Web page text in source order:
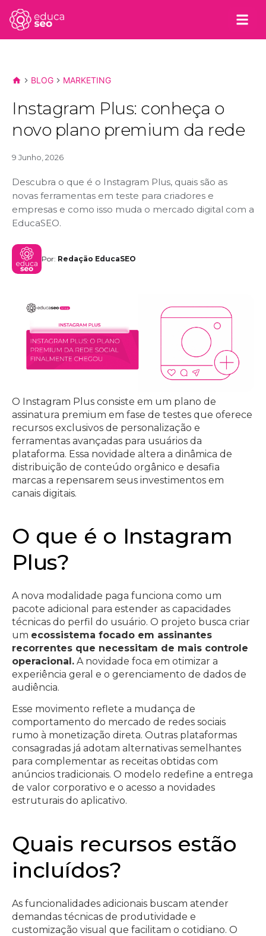
BLOG MARKETING
Instagram Plus: conheça o
novo plano premium da rede
9 Junho, 2026
Descubra o que é o Instagram Plus, quais são as
novas ferramentas em teste para criadores e
empresas e como isso muda o mercado digital com a
EducaSEO.
Por: Redação EducaSEO
O Instagram Plus consiste em um plano de
assinatura premium em fase de testes que oferece
recursos exclusivos de personalização e
ferramentas avançadas para usuários da
plataforma. Essa novidade altera a dinâmica de
distribuição de conteúdo orgânico e desafia
marcas a repensarem seus investimentos em
canais digitais.
O que é o Instagram
Plus?
A nova modalidade paga funciona como um
pacote adicional para estender as capacidades
técnicas do perfil do usuário. O projeto busca criar
um ecossistema focado em assinantes
recorrentes que necessitam de mais controle
operacional. A novidade foca em otimizar a
experiência geral e o gerenciamento de dados de
audiência.
Esse movimento reflete a mudança de
comportamento do mercado de redes sociais
rumo à monetização direta. Outras plataformas
consagradas já adotam alternativas semelhantes
para complementar as receitas obtidas com
anúncios tradicionais. O modelo redefine a entrega
de valor corporativo e o acesso a novidades
estruturais do aplicativo.
Quais recursos estão
incluídos?
As funcionalidades adicionais buscam atender
demandas técnicas de produtividade e
customização visual que facilitam o cotidiano. O